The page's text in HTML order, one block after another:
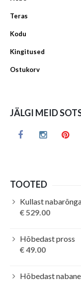
Teras
Kodu
Kingitused
Ostukorv
JÄLGI MEID
TOOTED
Kullast
€ 529.00
Hõbedast pross
€49.00
Hõbedast